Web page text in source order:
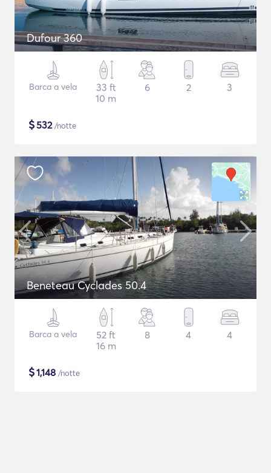
Dufour 360
Barca a vela
33 ft
10 m
6 2 3
$532/notte
Beneteau Cyclades 50.4
Barca a vela
52 ft
16 m
8 4 4
$1,148 /notte